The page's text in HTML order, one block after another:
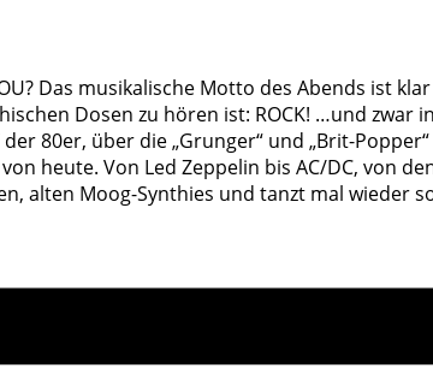
YOU? Das musikalische Motto des Abends
Dosen zu hören ist: ROCK! …und zwar
80er, über die „Grunger“ und „Brit-
heute. Von Led Zeppelin bis AC/DC, von
alten Moog-Synthies und tanzt mal wieder